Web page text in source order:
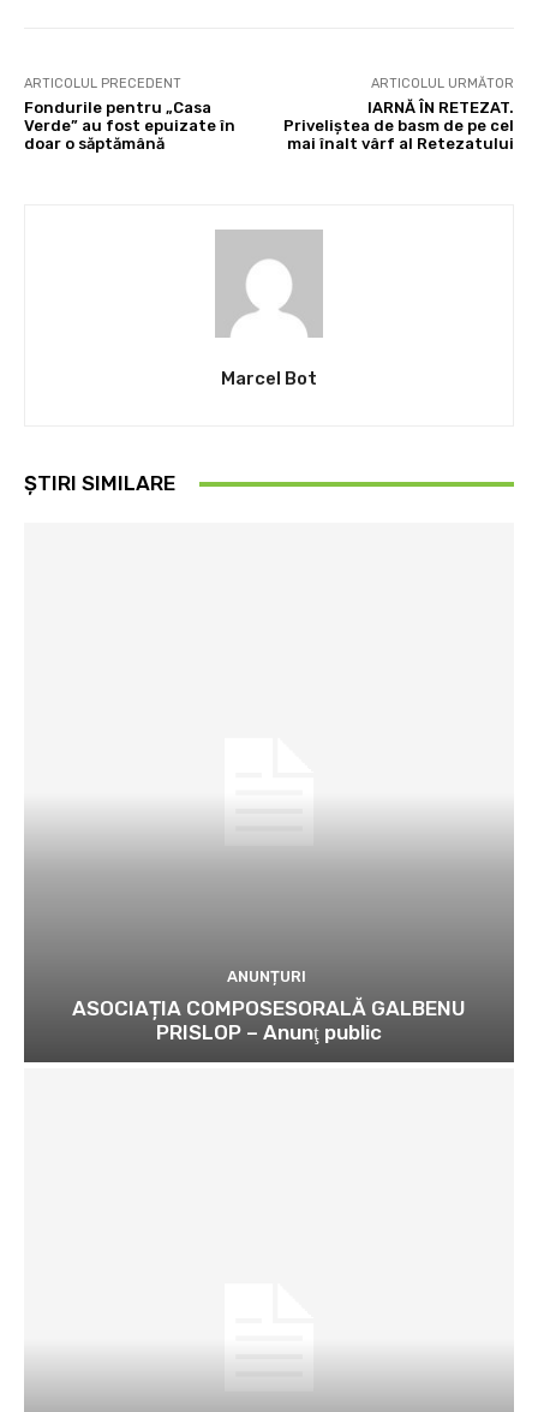
ARTICOLUL PRECEDENT
Fondurile pentru „Casa
Verde” au fost epuizate în
doar o săptămână
ARTICOLUL URMĂTOR
IARNĂ ÎN RETEZAT.
Priveliștea de basm de pe cel
mai înalt vârf al Retezatului
Marcel Bot
ȘTIRI SIMILARE
ANUNȚURI
ASOCIAȚIA COMPOSESORALĂ GALBENU
PRISLOP – Anunţ public